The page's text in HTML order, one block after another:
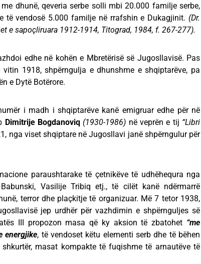
dhunë, qeveria serbe solli mbi 20.000 familje serbe,
të vendosë 5.000 familje në rrafshin e Dukagjinit. (Dr.
e sapoçliruara 1912-1914, Titograd, 1984, f. 267-277).
edhe në kohën e Mbretërisë së Jugosllavisë. Pas
1918, shpërngulja e dhunshme e shqiptarëve, pa
e Dytë Botërore.
i madh i shqiptarëve kanë emigruar edhe për në
Dimitrije Bogdanoviq (1930-1986) në veprën e tij “Libri
nga viset shqiptare në Jugosllavi janë shpërngulur për
paraushtarake të çetnikëve të udhëhequra nga
Vasilije Tribiq etj., të cilët kanë ndërmarrë
terror dhe plaçkitje të organizuar. Më 7 tetor 1938,
jep urdhër për vazhdimin e shpërnguljes së
III propozon masa që ky aksion të zbatohet “me
energjike, të vendoset këtu elementi serb dhe të bëhen
masat kompakte të fuqishme të arnautëve të